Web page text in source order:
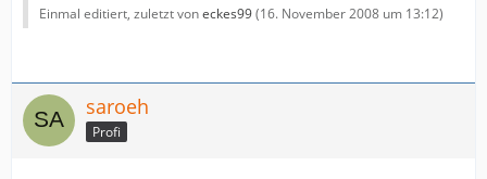
Einmal editiert, zuletzt voneckes99(16. November 2008 um 13:12)
saroeh
Profi